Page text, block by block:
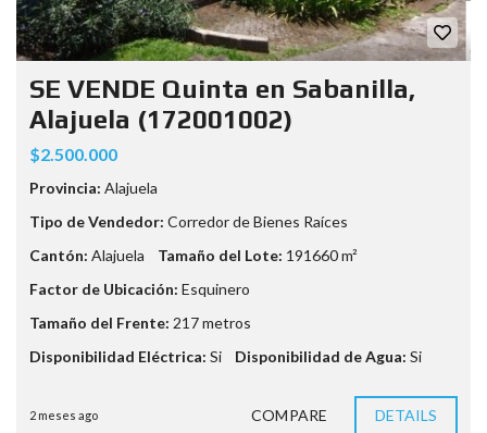
SE VENDE Quinta en Sabanilla,
Alajuela (172001002)
$2.500.000
Provincia: Alajuela
Tipo de Vendedor: Corredor de Bienes Raíces
Cantón: Alajuela Tamaño del Lote: 191660 m²
Factor de Ubicación: Esquinero
Tamaño del Frente: 217 metros
Disponibilidad Eléctrica: Si Disponibilidad de Agua: Si
2 meses ago COMPARE DETAILS